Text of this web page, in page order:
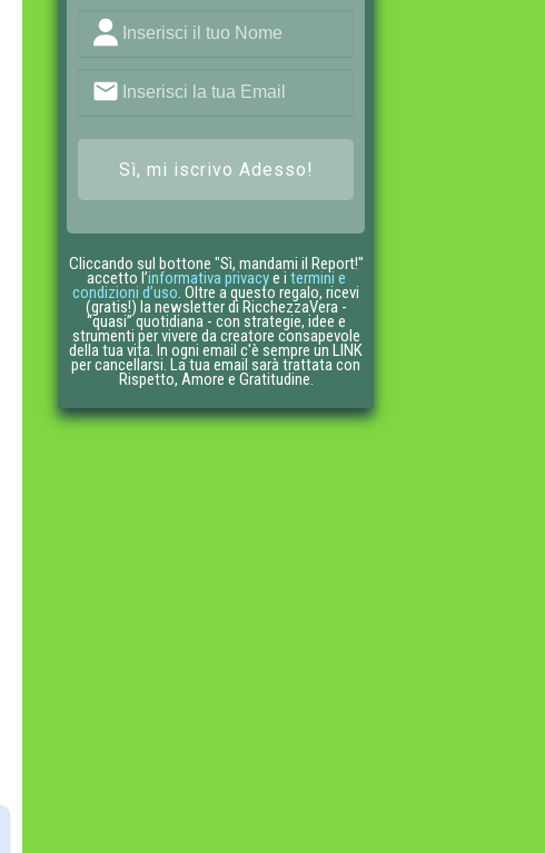
Sì, mi iscrivo Adesso!
Cliccando sul bottone "Sì, mandami il Report!"
accetto l’informativa privacye i termini e
condizioni d’uso. Oltre a questo regalo, ricevi
(gratis!) la newsletter di RicchezzaVera -
“quasi” quotidiana - con strategie, idee e
strumenti per vivere da creatore consapevole
della tua vita. In ogni email c'è sempre un LINK
per cancellarsi. La tua email sarà trattata con
Rispetto, Amore e Gratitudine.